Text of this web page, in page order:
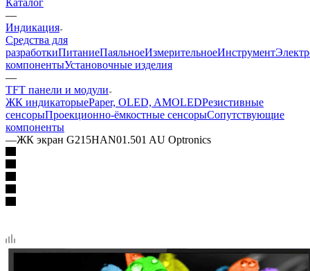
—
Индикация
Средства для
разработкиПитаниеПаяльноеИзмерительноеИнструмент
компонентыУстановочные изделия
—
TFT панели и модули
ЖК индикаторыePaper, OLED, AMOLEDРезистивные
сенсорыПроекционно-ёмкостные сенсорыСопутствующие
компоненты
—ЖК экран G215HAN01.501 AU Optronics